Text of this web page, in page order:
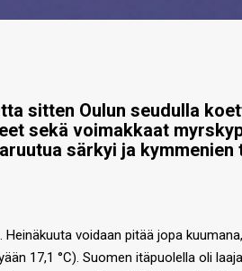
sitten Oulun seudulla
sekä voimakkaat
särkyi ja
voidaan pitää jopa
17,1 °C). Suomen itäpuolella oli